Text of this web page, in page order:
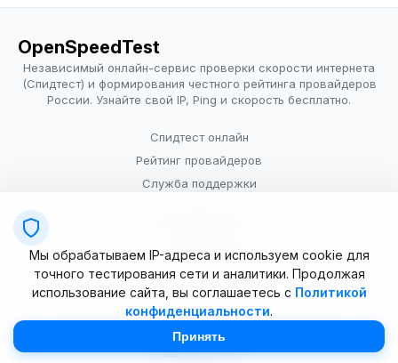
OpenSpeedTest
Независимый онлайн-сервис проверки скорости интернета
(Спидтест) и формирования честного рейтинга провайдеров
России. Узнайте свой IP, Ping и скорость бесплатно.
Спидтест онлайн
Рейтинг провайдеров
Служба поддержки
Условия использования
© 2025–2026 OpenSpeedTest (ИП Долматова В.В.). Все права
Мы обрабатываем IP-адреса и используем cookie для
точного тестирования сети и аналитики. Продолжая
использование сайта, вы соглашаетесь с Политикой
конфиденциальности.
Принять